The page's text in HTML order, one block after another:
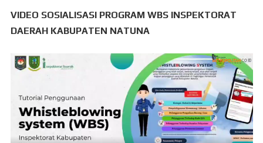
VIDEO SOSIALISASI PROGRAM WBS INSPEKTORAT
DAERAH KABUPATEN NATUNA